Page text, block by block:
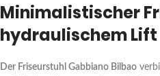
Minimalistischer
hydraulischem Lift
Der Friseurstuhl Gabbiano Bilbao